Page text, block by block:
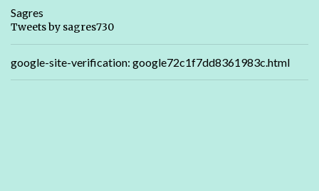
Sagres
Tweets by sagres730
google-site-verification: google72c1f7dd8361983c.html